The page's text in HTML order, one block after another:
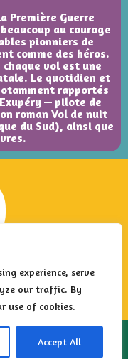
experience, serve
our traffic. By
use of cookies.
Accept All
Première Guerre
au courage
pionniers de
comme des héros.
vol est une
Le quotidien et
rapportés
— pilote de
roman Vol de nuit
du Sud), ainsi que
PÉTALE… ON
pour trouver la
indice !
parLes Francs
lès-Metz